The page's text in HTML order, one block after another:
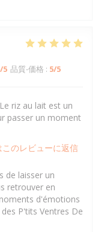
/5 品質-価格 : 5/5
riz au lait est un
passer un moment
このレビューに返信
de laisser un
retrouver en
d'émotions
P'tits Ventres De